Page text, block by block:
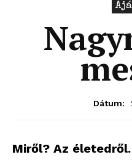
Dátum:
Miről? Az